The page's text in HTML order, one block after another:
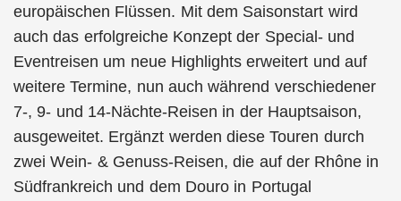
europäischen Flüssen. Mit dem Saisonstart wird
auch das erfolgreiche Konzept der Special- und
Eventreisen um neue Highlights erweitert und auf
weitere Termine, nun auch während verschiedener
7-, 9- und 14-Nächte-Reisen in der Hauptsaison,
ausgeweitet. Ergänzt werden diese Touren durch
zwei Wein- & Genuss-Reisen, die auf der Rhône in
Südfrankreich und dem Douro in Portugal